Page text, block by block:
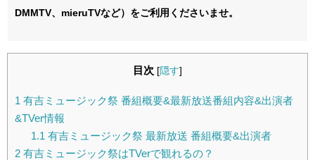
DMMTV、mieruTVなど）をご利用くださいませ。
目次 [隠す]
1 有吉ミュージック祭 番組概要&最新放送番組内容&出演者
&TVer情報
1.1 有吉ミュージック祭 最新放送 番組概要&出演者
2 有吉ミュージック祭はTVerで観れるの？